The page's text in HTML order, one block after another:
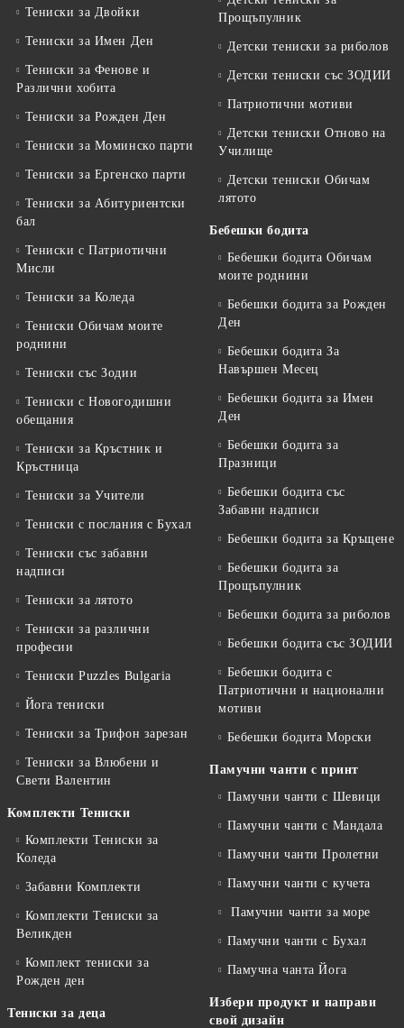
Тениски за Двойки
Тениски за Имен Ден
Тениски за Фенове и
Различни хобита
Тениски за Рожден Ден
Тениски за Mоминско парти
Тениски за Eргенско парти
Тениски за Aбитуриентски
бал
Тениски с Патриотични
Мисли
Тениски за Коледа
Тениски Обичам моите
роднини
Тениски със Зодии
Тениски с Новогодишни
обещания
Тениски за Кръстник и
Кръстница
Тениски за Учители
Тениски с послания с Бухал
Тениски със забавни
надписи
Тениски за лятото
Тениски за различни
професии
Тениски Puzzles Bulgaria
Йога тениски
Тениски за Трифон зарезан
Тениски за Влюбени и
Свети Валентин
Комплекти Тениски
Комплекти Тениски за
Коледа
Забавни Комплекти
Комплекти Тениски за
Великден
Комплект тениски за
Рожден ден
Тениски за деца
Прощъпулник
Детски тениски за риболов
Детски тениски със ЗОДИИ
Патриотични мотиви
Детски тениски Отново на
Училище
Детски тениски Обичам
лятото
Бебешки бодита
Бебешки бодита Обичам
моите роднини
Бебешки бодита за Рожден
Ден
Бебешки бодита За
Навършен Месец
Бебешки бодита за Имен
Ден
Бебешки бодита за
Празници
Бебешки бодита със
Забавни надписи
Бебешки бодита за Кръщене
Бебешки бодита за
Прощъпулник
Бебешки бодита за риболов
Бебешки бодита със ЗОДИИ
Бебешки бодита с
Патриотични и национални
мотиви
Бебешки бодита Морски
Памучни чанти с принт
Памучни чанти с Шевици
Памучни чанти с Мандала
Памучни чанти Пролетни
Памучни чанти с кучета
Памучни чанти за море
Памучни чанти с Бухал
Памучна чанта Йога
Избери продукт и направи
свой дизайн